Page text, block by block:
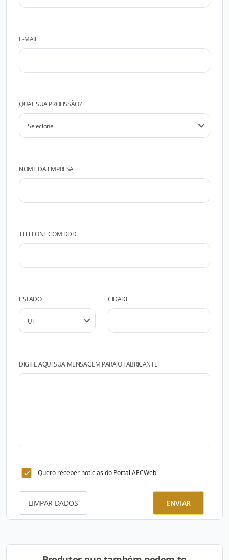
E-MAIL
QUAL SUA PROFISSÃO?
NOME DA EMPRESA
TELEFONE COM DDD
ESTADO CIDADE
DIGITE AQUI SUA MENSAGEM PARA O FABRICANTE
Quero receber notícias do Portal AECWeb
LIMPAR DADOS ENVIAR